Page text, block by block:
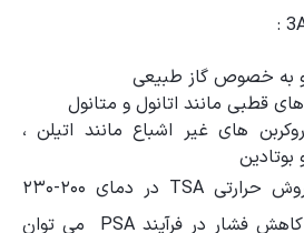
و به خصوص گاز طبیعی
قطبی مانند اتانول و متانول
های غیر اشباع مانند اتیلن ،
بوتادین
مولکولارسیو 3A را به روش حرارتی TSA در دمای ۲۰۰-۲۳۰
درجه سانتیگراد و یا با کاهش فشار در فرآیند PSA می توان